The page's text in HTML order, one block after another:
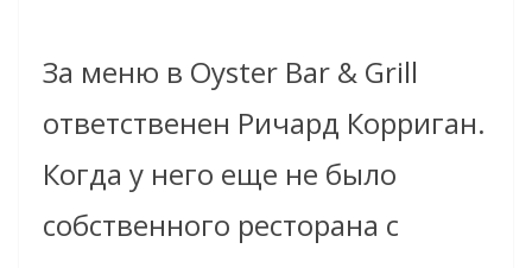
За меню в Oyster Bar & Grill
ответственен Ричард Корриган.
Когда у него еще не было
собственного ресторана с